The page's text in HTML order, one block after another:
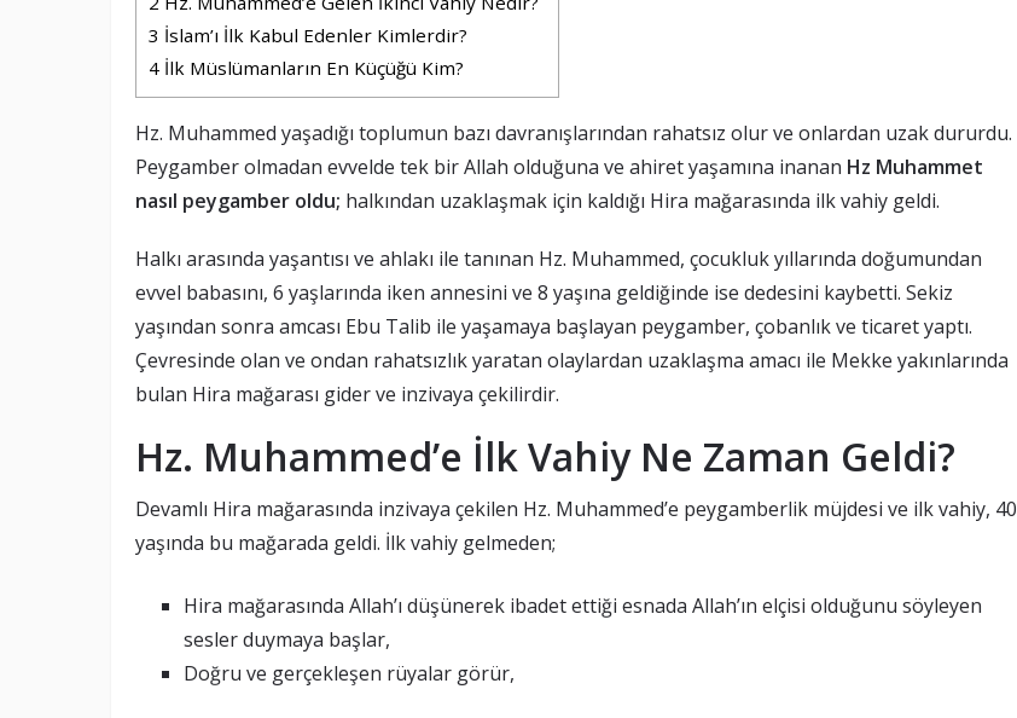
3 İslam’ı İlk Kabul Edenler Kimlerdir?
4 İlk Müslümanların En Küçüğü Kim?
Hz. Muhammed yaşadığı toplumun bazı davranışlarından rahatsız olur ve onlardan uzak dururdu.
Peygamber olmadan evvelde tek bir Allah olduğuna ve ahiret yaşamına inanan Hz Muhammet
nasıl peygamber oldu; halkından uzaklaşmak için kaldığı Hira mağarasında ilk vahiy geldi.
Halkı arasında yaşantısı ve ahlakı ile tanınan Hz. Muhammed, çocukluk yıllarında doğumundan
evvel babasını, 6 yaşlarında iken annesini ve 8 yaşına geldiğinde ise dedesini kaybetti. Sekiz
yaşından sonra amcası Ebu Talib ile yaşamaya başlayan peygamber, çobanlık ve ticaret yaptı.
Çevresinde olan ve ondan rahatsızlık yaratan olaylardan uzaklaşma amacı ile Mekke yakınlarında
bulan Hira mağarası gider ve inzivaya çekilirdir.
Hz. Muhammed’e İlk Vahiy Ne Zaman Geldi?
Devamlı Hira mağarasında inzivaya çekilen Hz. Muhammed’e peygamberlik müjdesi ve ilk vahiy, 40
yaşında bu mağarada geldi. İlk vahiy gelmeden;
Hira mağarasında Allah’ı düşünerek ibadet ettiği esnada Allah’ın elçisi olduğunu söyleyen
sesler duymaya başlar,
Doğru ve gerçekleşen rüyalar görür,